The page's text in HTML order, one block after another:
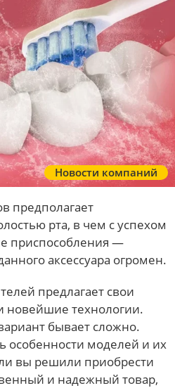
Новости компаний
предполагает
рта, в чем с успехом
приспособления —
аксессуара огромен.
предлагает свои
новейшие технологии.
бывает сложно.
особенности моделей и их
вы решили приобрести
и надежный товар,